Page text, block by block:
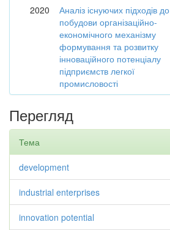
2020
Аналіз існуючих підходів до
побудови організаційно-
економічного механізму
формування та розвитку
інноваційного потенціалу
підприємств легкої
промисловості
Перегляд
Тема
development
industrial enterprises
innovation potential